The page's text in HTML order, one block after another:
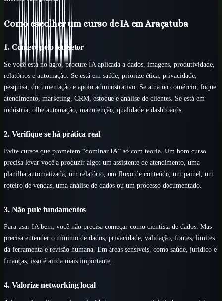
Como escolher um curso de IA em Araçatuba
1. Comece pelo seu setor
Se você está no agro, procure IA aplicada a dados, imagens, produtividade,
relatórios e automação. Se está em saúde, priorize ética, privacidade,
pesquisa, documentação e apoio administrativo. Se atua no comércio, foque
atendimento, marketing, CRM, estoque e análise de clientes. Se está em
indústria, olhe automação, manutenção, qualidade e dashboards.
2. Verifique se há prática real
Evite cursos que prometem “dominar IA” só com teoria. Um bom curso
precisa levar você a produzir algo: um assistente de atendimento, uma
planilha automatizada, um relatório, um fluxo de conteúdo, um painel, um
roteiro de vendas, uma análise de dados ou um processo documentado.
3. Não pule fundamentos
Para usar IA bem, você não precisa começar como cientista de dados. Mas
precisa entender o mínimo de dados, privacidade, validação, fontes, limites
da ferramenta e revisão humana. Em áreas sensíveis, como saúde, jurídico e
finanças, isso é ainda mais importante.
4. Valorize networking local